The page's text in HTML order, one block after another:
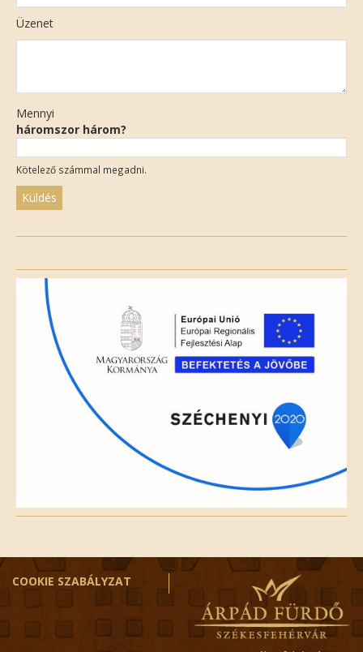
Üzenet
Mennyi
háromszor három?
Kötelező számmal megadni.
field
empty.
COOKIE SZABÁLYZAT